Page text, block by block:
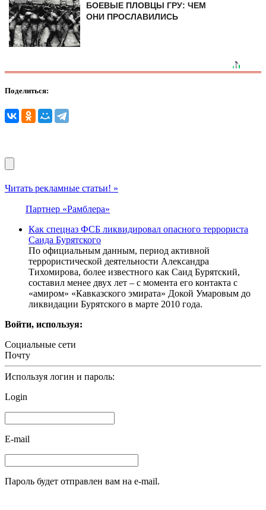
БОЕВЫЕ ПЛОВЦЫ ГРУ: ЧЕМ
ОНИ ПРОСЛАВИЛИСЬ
Поделиться:
Читать рекламные статьи! »
Партнер «Рамблера»
Как спецназ ФСБ ликвидировал опасного террориста
Саида Бурятского
По официальным данным, период активной
террористической деятельности Александра
Тихомирова, более известного как Саид Бурятский,
составил менее двух лет – с момента его контакта с
«амиром» «Кавказского эмирата» Докой Умаровым до
ликвидации Бурятского в марте 2010 года.
Войти, используя:
Социальные сети
Почту
Используя логин и пароль:
Login
E-mail
Пароль будет отправлен вам на e-mail.